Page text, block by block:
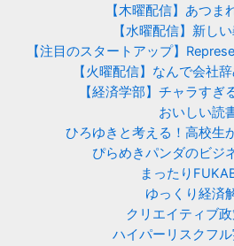
【木曜配信】あつま
【水曜配信】新し
【注目のスタートアップ】
【火曜配信】なんで会社
【経済学部】チャラすぎ
おいしい読
ひろゆきと考える！高校生
ぴらめきパンダのビジ
まったり
ゆっくり経済
クリエイティブ
ハイパーリスクフ